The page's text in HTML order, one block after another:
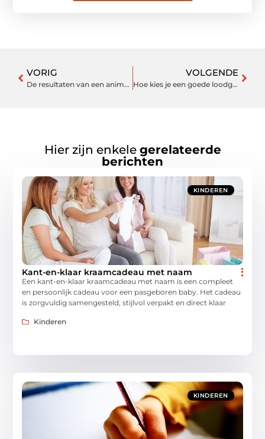
VORIG
De resultaten van een animatievideo laten maken
VOLGENDE
Hoe kies je een goede loodgieter Haarlem?
Hier zijn enkele gerelateerde
berichten
KINDEREN
Kant-en-klaar kraamcadeau met naam
Een kant-en-klaar kraamcadeau met naam is een compleet
en persoonlijk cadeau voor een pasgeboren baby. Het cadeau
is zorgvuldig samengesteld, stijlvol verpakt en direct klaar
Kinderen
KINDEREN